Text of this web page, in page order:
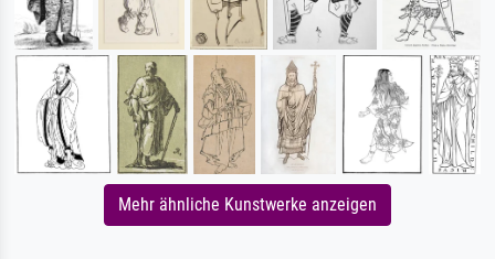
Mehr ähnliche Kunstwerke anzeigen